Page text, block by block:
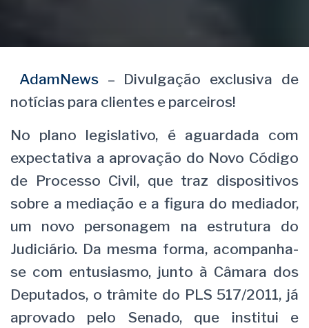
AdamNews– Divulgação exclusiva de
notícias para clientes e parceiros!
No plano legislativo, é aguardada com
expectativa a aprovação do Novo Código
de Processo Civil, que traz dispositivos
sobre a mediação e a figura do mediador,
um novo personagem na estrutura do
Judiciário. Da mesma forma, acompanha-
se com entusiasmo, junto à Câmara dos
Deputados, o trâmite do PLS 517/2011, já
aprovado pelo Senado, que institui e